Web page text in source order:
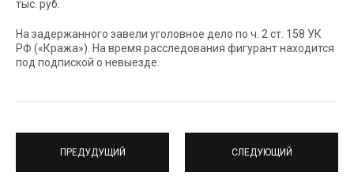
тыс. руб.
На задержанного завели уголовное дело по ч. 2 ст. 158 УК
РФ («Кража»). На время расследования фигурант находится
под подпиской о невыезде.
ПРЕДУДУЩИЙ СЛЕДУЮЩИЙ